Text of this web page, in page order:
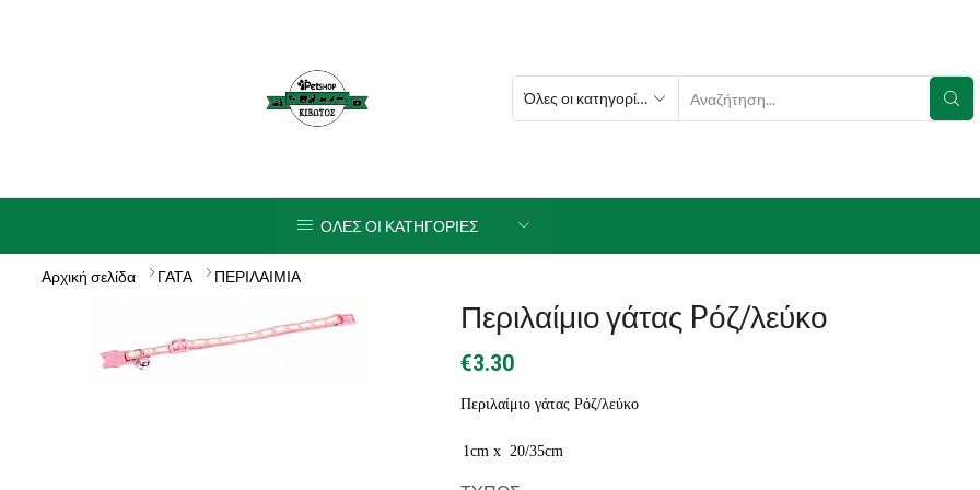
SEARCH
ΟΛΕΣ ΟΙ ΚΑΤΗΓΟΡΙΕΣ
Αρχική σελίδα ΓΑΤΑ ΠΕΡΙΛΑΙΜΙΑ
Περιλαίμιο γάτας Pόζ/λεύκο
€3.30
Περιλαίμιο γάτας Pόζ/λεύκο
1cm x 20/35cm